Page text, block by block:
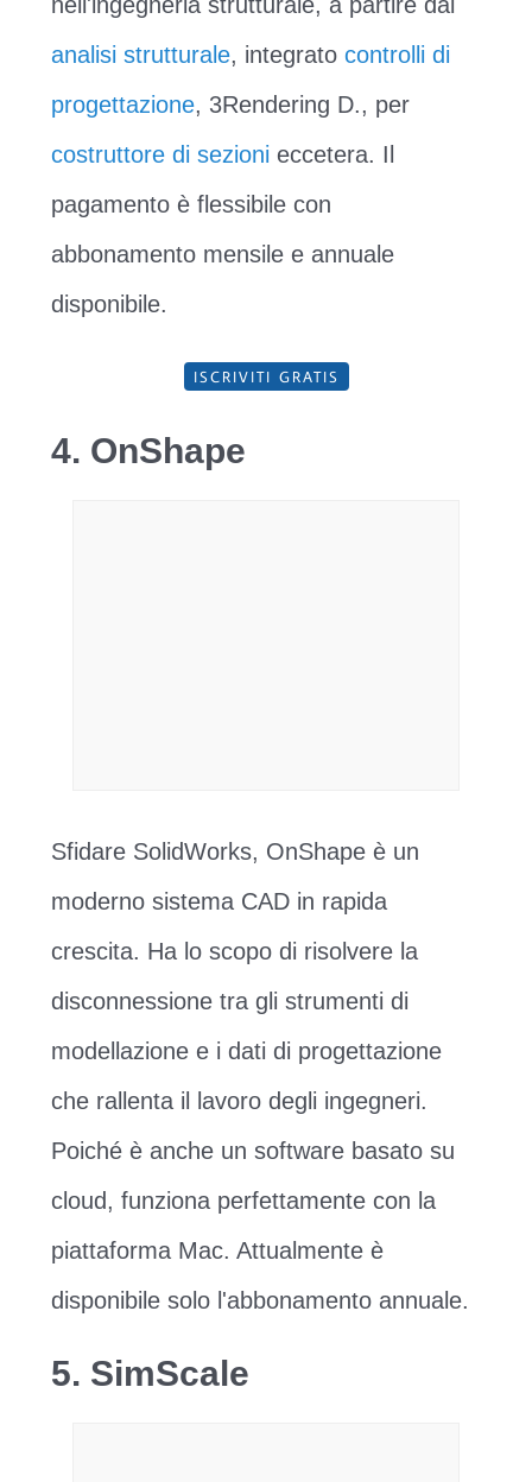
analisi strutturale, integrato controlli di
progettazione, 3Rendering D., per
costruttore di sezioni eccetera. Il
pagamento è flessibile con
abbonamento mensile e annuale
disponibile.
ISCRIVITI GRATIS
4. OnShape
Sfidare SolidWorks, OnShape è un
moderno sistema CAD in rapida
crescita. Ha lo scopo di risolvere la
disconnessione tra gli strumenti di
modellazione e i dati di progettazione
che rallenta il lavoro degli ingegneri.
Poiché è anche un software basato su
cloud, funziona perfettamente con la
piattaforma Mac. Attualmente è
disponibile solo l'abbonamento annuale.
5. SimScale